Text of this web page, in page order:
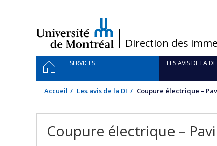
/Direction des
Navigation
principale
ACCUEILSERVICES LES AVIS DE LA DI
Accueil Les avis de la DI Coupure électrique –
Coupure électrique –